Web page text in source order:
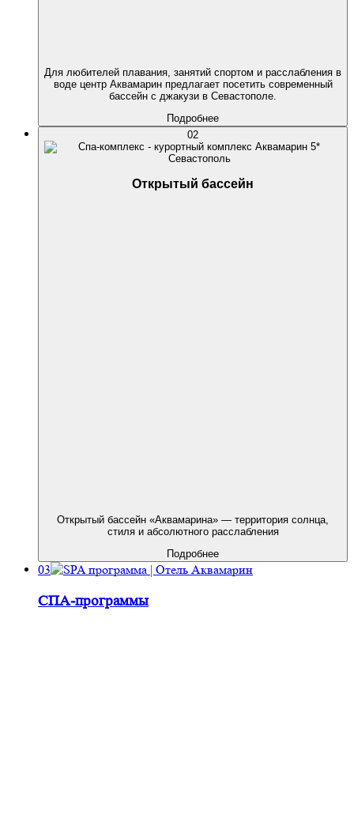
Для любителей плавания, занятий спортом и расслабления в
воде центр Аквамарин предлагает посетить современный
бассейн c джакузи в Севастополе.
Подробнее
02
Открытый бассейн
Открытый бассейн «Аквамарина» — территория солнца,
стиля и абсолютного расслабления
Подробнее
03
СПА-программы